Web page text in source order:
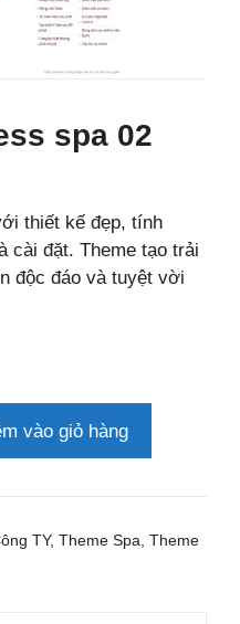
spa 02
thiết kế đẹp, tính
cài đặt. Theme tạo trải
độc đáo và tuyệt vời
vào giỏ hàng
TY, Theme Spa, Theme